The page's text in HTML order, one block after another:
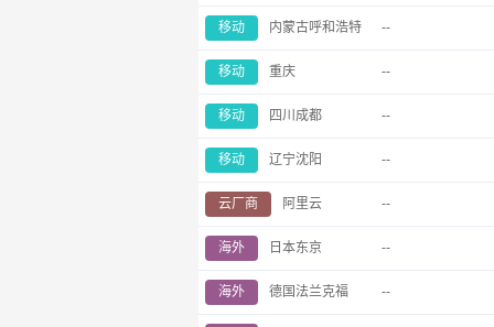
移动 内蒙古呼和浩特 --
移动 重庆 --
移动 四川成都 --
移动 辽宁沈阳 --
云厂商 阿里云 --
海外 日本东京 --
海外 德国法兰克福 --